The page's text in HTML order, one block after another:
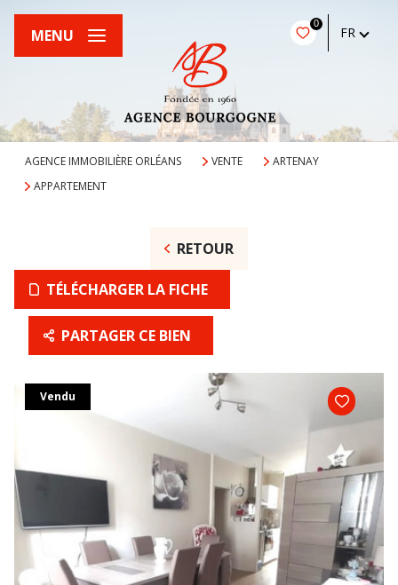
0
FR
MENU
AGENCE IMMOBILIÈRE ORLÉANS VENTE
ARTENAY
APPARTEMENT
RETOUR
TÉLÉCHARGER LA FICHE
PARTAGER CE BIEN
Vendu